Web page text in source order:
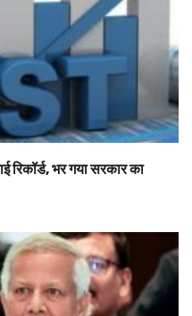
भर गया सरकार का